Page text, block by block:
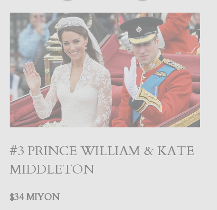
#3 PRINCE WILLIAM & KATE
MIDDLETON
$34 MIYON